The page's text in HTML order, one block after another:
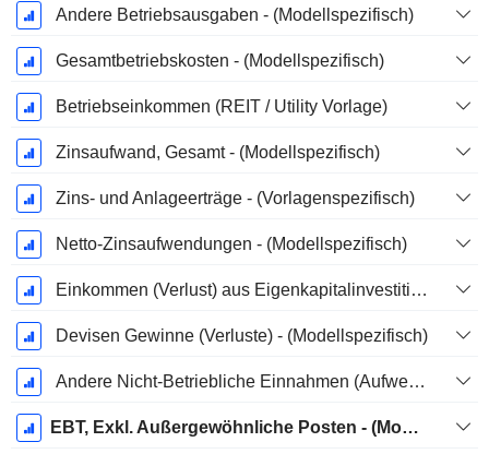
Andere Betriebsausgaben - (Modellspezifisch)
Gesamtbetriebskosten - (Modellspezifisch)
Betriebseinkommen (REIT / Utility Vorlage)
Zinsaufwand, Gesamt - (Modellspezifisch)
Zins- und Anlageerträge - (Vorlagenspezifisch)
Netto-Zinsaufwendungen - (Modellspezifisch)
Einkommen (Verlust) aus Eigenkapitalinvestitionen - (Modellspezifisch)
Devisen Gewinne (Verluste) - (Modellspezifisch)
Andere Nicht-Betriebliche Einnahmen (Aufwendungen) - (Modellspezifisch)
EBT, Exkl. Außergewöhnliche Posten - (Modellspezifisch)